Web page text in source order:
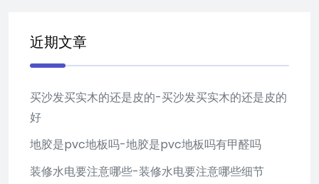
近期文章
买沙发买实木的还是皮的-买沙发买实木的还是皮的
好
地胶是pvc地板吗-地胶是pvc地板吗有甲醛吗
装修水电要注意哪些-装修水电要注意哪些细节